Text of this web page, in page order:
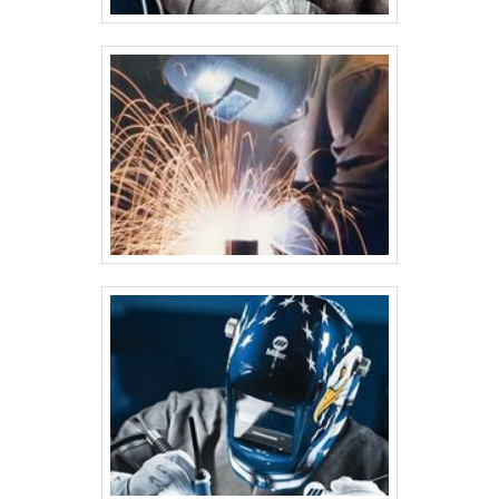
concreto ou estrutura de apoio. Montagem final no local: Reunião
de todas as partes do silo no local de instalação, incluindo a
fixação na base, a instalação de sistemas de carregamento e
descarga, e a conexão com a rede elétrica ou de ventilação, se
processo complexo que exige precisão em cada etapa, desde o
planejamento e o projeto até a execução e os testes de qualidade.
O aço carbono, com suas qualidades de resistência e custo
acessível, é uma escolha popular para a construção desses
equipamentos, garantindo que os silos sejam seguros, eficientes e